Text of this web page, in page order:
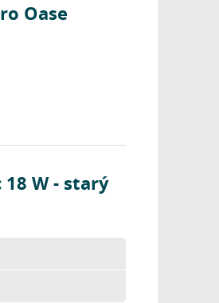
Oase
W - starý